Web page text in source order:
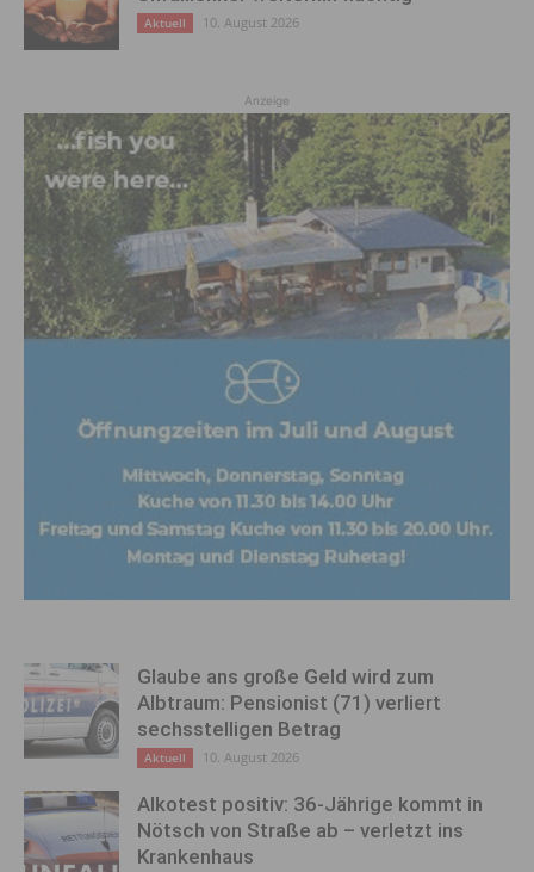
Aktuell 10. August 2026
Anzeige
Glaube ans große Geld wird zum
Albtraum: Pensionist (71) verliert
sechsstelligen Betrag
Aktuell 10. August 2026
Alkotest positiv: 36-Jährige kommt in
Nötsch von Straße ab – verletzt ins
Krankenhaus